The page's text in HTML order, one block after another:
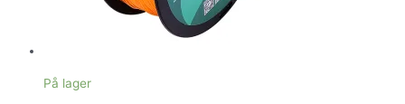
På lager